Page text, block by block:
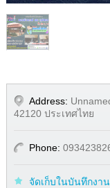
Address:
42120 ประเทศไทย
Phone:
จัดเก็บในบันทึกงา